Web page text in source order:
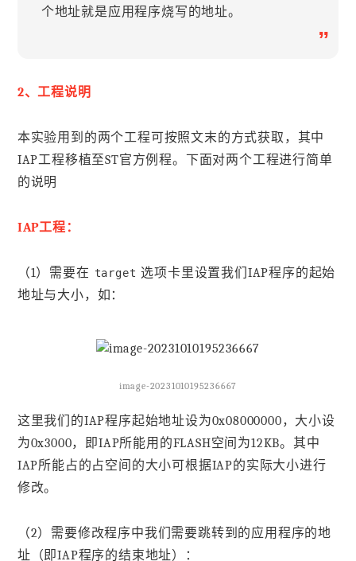
个地址就是应用程序烧写的地址。
”
2、工程说明
本实验用到的两个工程可按照文末的方式获取，其中
IAP工程移植至ST官方例程。下面对两个工程进行简单
的说明
IAP工程：
（1）需要在 target 选项卡里设置我们IAP程序的起始
地址与大小，如：
image-20231010195236667
这里我们的IAP程序起始地址设为0x08000000，大小设
为0x3000，即IAP所能用的FLASH空间为12KB。其中
IAP所能占的占空间的大小可根据IAP的实际大小进行
修改。
（2）需要修改程序中我们需要跳转到的应用程序的地
址（即IAP程序的结束地址）：